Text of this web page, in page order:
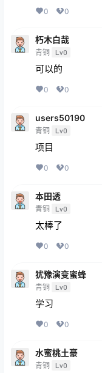
0 0
朽木白哉
青铜 Lv0
可以的
0 0
users50190
青铜 Lv0
项目
0 0
本田透
青铜 Lv0
太棒了
0 0
犹豫演变蜜蜂
青铜 Lv0
学习
0 0
水蜜桃土豪
青铜 Lv0